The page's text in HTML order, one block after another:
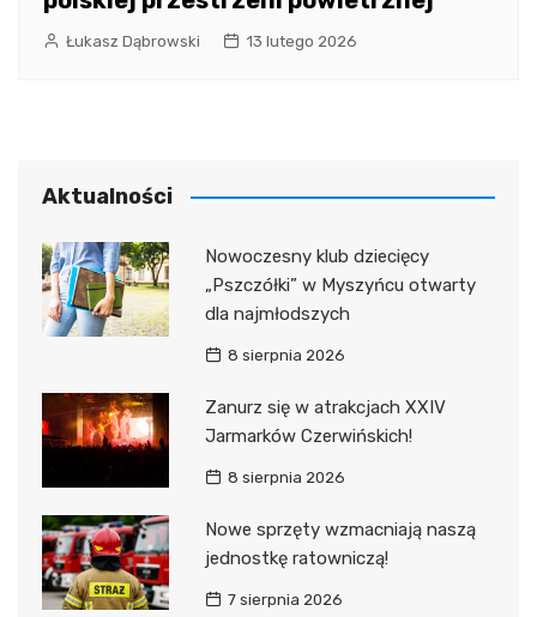
Łukasz Dąbrowski 13 lutego 2026
Aktualności
Nowoczesny klub dziecięcy
„Pszczółki” w Myszyńcu otwarty
dla najmłodszych
8 sierpnia 2026
Zanurz się w atrakcjach XXIV
Jarmarków Czerwińskich!
8 sierpnia 2026
Nowe sprzęty wzmacniają naszą
jednostkę ratowniczą!
7 sierpnia 2026